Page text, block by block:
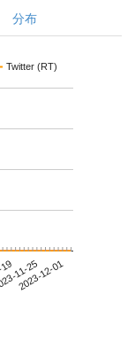
分布
Twitter (RT)
11-25
2023-12-01